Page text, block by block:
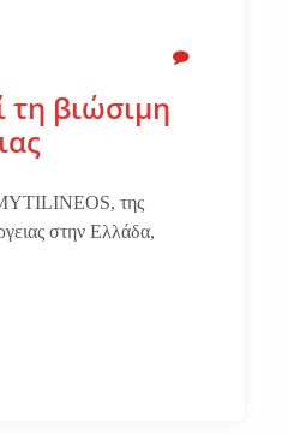
βιώσιμη
της
στην Ελλάδα,